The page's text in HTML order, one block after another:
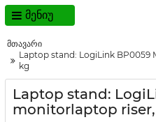
მენიუ
მთავარი
Laptop stand: LogiLink
kg
Laptop stand:
monitorlaptop riser,